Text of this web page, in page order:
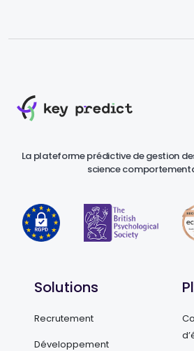
La plateforme prédictive de gestion
science
Solutions
Recrutement
Développement